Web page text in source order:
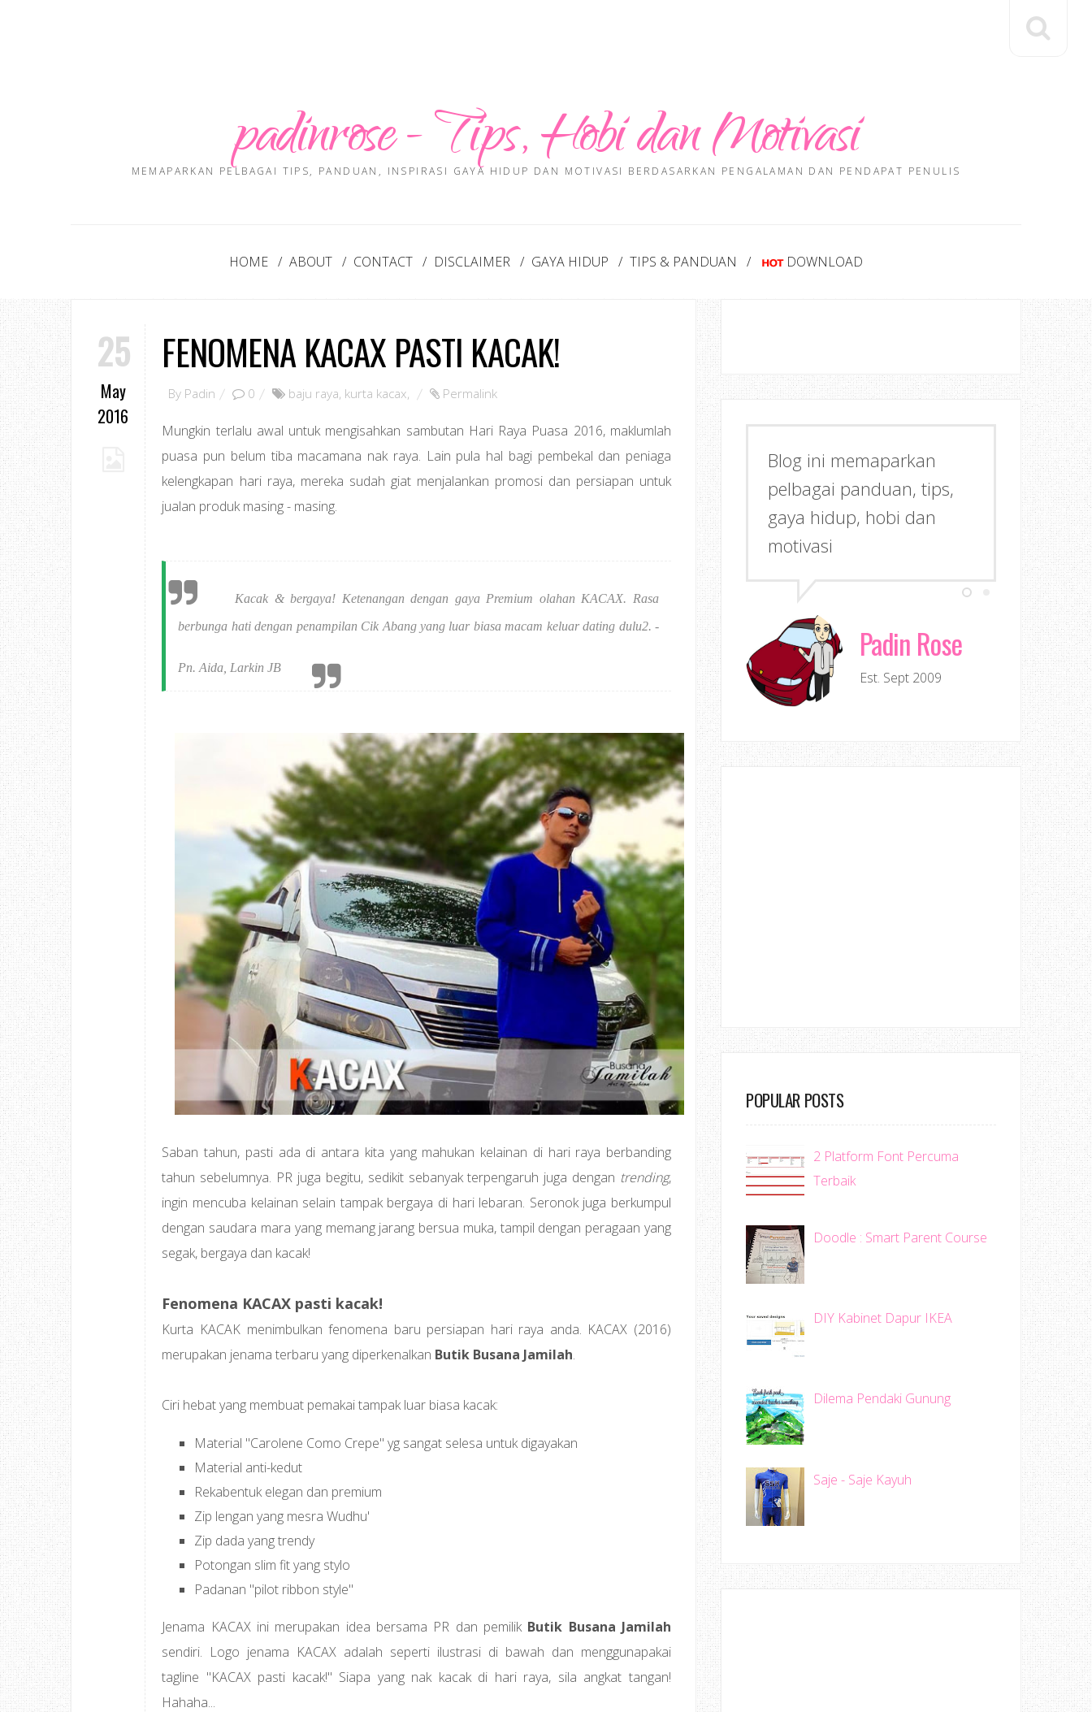
padinrose - Tips, Hobi dan Motivasi
MEMAPARKAN PELBAGAI TIPS, PANDUAN, INSPIRASI GAYA HIDUP DAN MOTIVASI BERDASARKAN PENGALAMAN DAN PENDAPAT PENULIS
HOME ABOUT CONTACT DISCLAIMER GAYA HIDUP TIPS & PANDUAN DOWNLOAD
25
May
2016
FENOMENA KACAX PASTI KACAK!
By Padin 0 baju raya, kurta kacax, Permalink
Mungkin terlalu awal untuk mengisahkan sambutan Hari Raya Puasa 2016, maklumlah
puasa pun belum tiba macamana nak raya. Lain pula hal bagi pembekal dan peniaga
kelengkapan hari raya, mereka sudah giat menjalankan promosi dan persiapan untuk
jualan produk masing - masing.
Kacak & bergaya! Ketenangan dengan gaya Premium olahan KACAX. Rasa
berbunga hati dengan penampilan Cik Abang yang luar biasa macam keluar dating dulu2. -
Pn. Aida, Larkin JB
Saban tahun, pasti ada di antara kita yang mahukan kelainan di hari raya berbanding
tahun sebelumnya. PR juga begitu, sedikit sebanyak terpengaruh juga dengan trending,
ingin mencuba kelainan selain tampak bergaya di hari lebaran. Seronok juga berkumpul
dengan saudara mara yang memang jarang bersua muka, tampil dengan peragaan yang
segak, bergaya dan kacak!
Fenomena KACAX pasti kacak!
Kurta KACAK menimbulkan fenomena baru persiapan hari raya anda. KACAX (2016)
merupakan jenama terbaru yang diperkenalkan Butik Busana Jamilah.
Ciri hebat yang membuat pemakai tampak luar biasa kacak:
Material "Carolene Como Crepe" yg sangat selesa untuk digayakan
Material anti-kedut
Rekabentuk elegan dan premium
Zip lengan yang mesra Wudhu'
Zip dada yang trendy
Potongan slim fit yang stylo
Padanan "pilot ribbon style"
Jenama KACAX ini merupakan idea bersama PR dan pemilik Butik Busana Jamilah
sendiri. Logo jenama KACAX adalah seperti ilustrasi di bawah dan menggunapakai
tagline "KACAX pasti kacak!" Siapa yang nak kacak di hari raya, sila angkat tangan!
Hahaha...
Blog ini memaparkan
pelbagai panduan, tips,
gaya hidup, hobi dan
motivasi
Padin Rose
Est. Sept 2009
POPULAR POSTS
2 Platform Font Percuma
Terbaik
Doodle : Smart Parent Course
DIY Kabinet Dapur IKEA
Dilema Pendaki Gunung
Saje - Saje Kayuh